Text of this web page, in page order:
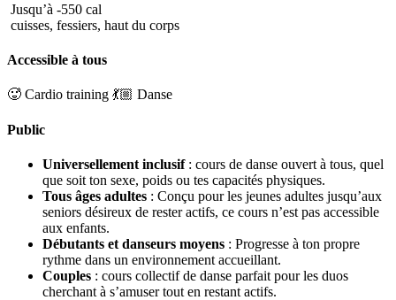
Jusqu’à -550 cal
cuisses, fessiers, haut du corps
Accessible à tous
🥵 Cardio training 💃🏼 Danse
Public
Universellement inclusif: cours de danse ouvert à tous, quel
que soit ton sexe, poids ou tes capacités physiques.
Tous âges adultes : Conçu pour les jeunes adultes jusqu’aux
seniors désireux de rester actifs, ce cours n’est pas accessible
aux enfants.
Débutants et danseurs moyens : Progresse à ton propre
rythme dans un environnement accueillant.
Couples : cours collectif de danse parfait pour les duos
cherchant à s’amuser tout en restant actifs.